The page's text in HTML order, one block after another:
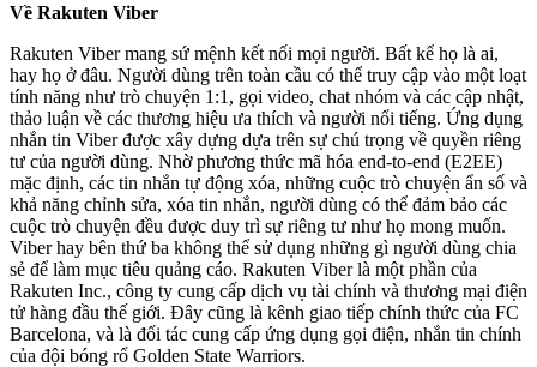
Về Rakuten Viber
Rakuten Vibermang sứ mệnh kết nối mọi người. Bất kể họ là ai,
hay họ ở đâu. Người dùng trên toàn cầu có thể truy cập vào một loạt
tính năng như trò chuyện 1:1, gọi video, chat nhóm và các cập nhật,
thảo luận về các thương hiệu ưa thích và người nổi tiếng. Ứng dụng
nhắn tin Viber được xây dựng dựa trên sự chú trọng về quyền riêng
tư của người dùng. Nhờ phương thức mã hóa end-to-end (E2EE)
mặc định, các tin nhắn tự động xóa, những cuộc trò chuyện ẩn số và
khả năng chỉnh sửa, xóa tin nhắn, người dùng có thể đảm bảo các
cuộc trò chuyện đều được duy trì sự riêng tư như họ mong muốn.
Viber hay bên thứ ba không thể sử dụng những gì người dùng chia
sẻ để làm mục tiêu quảng cáo. Rakuten Viber là một phần của
Rakuten Inc., công ty cung cấp dịch vụ tài chính và thương mại điện
tử hàng đầu thế giới. Đây cũng là kênh giao tiếp chính thức của FC
Barcelona, và là đối tác cung cấp ứng dụng gọi điện, nhắn tin chính
của đội bóng rổ Golden State Warriors.